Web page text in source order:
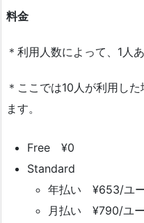
料金
＊利用人数によって、1人
＊ここでは10人が利用し
ます。
Free ¥0
Standard
年払い ¥653/ユ
月払い ¥790/ユ